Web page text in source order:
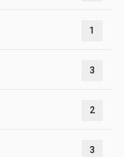
1
3
2
3